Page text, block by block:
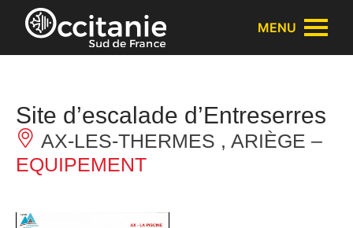
Panneau de gestion des cookies
MENU
Site d’escalade d’Entreserres
AX-LES-THERMES , ARIÈGE –
EQUIPEMENT